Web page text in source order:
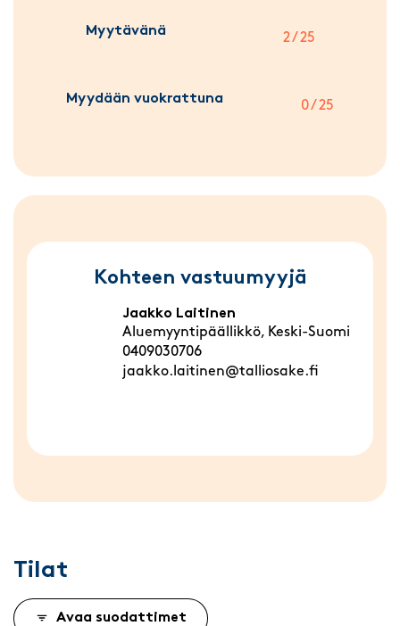
Myytävänä 2 / 25
Myydään vuokrattuna 0 / 25
Kohteen vastuumyyjä
Jaakko Laitinen
Aluemyyntipäällikkö, Keski-Suomi
0409030706
jaakko.laitinen@talliosake.fi
Tilat
Avaa suodattimet